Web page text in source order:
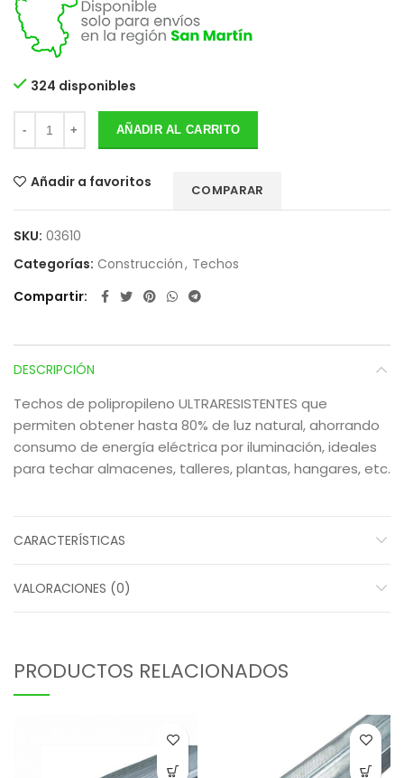
324 disponibles
AÑADIR AL CARRITO
Añadir a favoritos COMPARAR
SKU: 03610
Categorías: Construcción, Techos
Compartir
DESCRIPCIÓN
Techos de polipropileno ULTRARESISTENTES que
permiten obtener hasta 80% de luz natural, ahorrando
consumo de energía eléctrica por iluminación, ideales
para techar almacenes, talleres, plantas, hangares, etc.
CARACTERÍSTICAS
VALORACIONES (0)
PRODUCTOS RELACIONADOS